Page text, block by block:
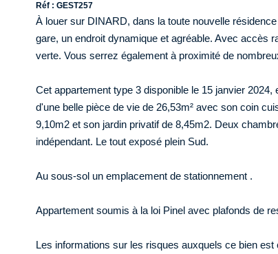
Réf : GEST257
À louer sur DINARD, dans la toute nouvelle
gare, un endroit dynamique et agréable. Avec accès
verte. Vous serrez également à proximité de
Cet appartement type 3 disponible le 15 janvier
d'une belle pièce de vie de 26,53m² avec son coin
9,10m2 et son jardin privatif de 8,45m2. Deux
indépendant. Le tout exposé plein Sud.
Au sous-sol un emplacement de stationnement .
Appartement soumis à la loi Pinel avec plafonds de
Les informations sur les risques auxquels ce bien